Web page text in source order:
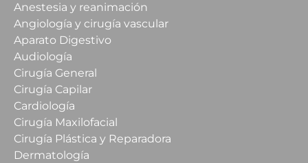
Anestesia y reanimación
Angiología y cirugía vascular
Aparato Digestivo
Audiología
Cirugía General
Cirugía Capilar
Cardiología
Cirugía Maxilofacial
Cirugía Plástica y Reparadora
Dermatología